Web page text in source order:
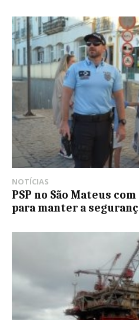
NOTÍCIAS
PSP no São Mateus
para manter a